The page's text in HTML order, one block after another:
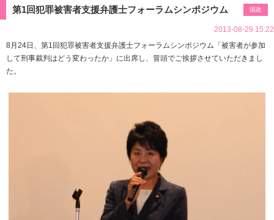
第1回犯罪被害者支援弁護士フォーラムシンポジウム 国政
2013-08-29 15:22
8月24日、第1回犯罪被害者支援弁護士フォーラムシンポジウム「被害者が参加
して刑事裁判はどう変わったか」に出席し、冒頭でご挨拶させていただきまし
た。